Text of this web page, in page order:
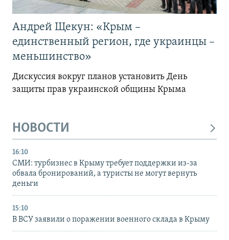
Андрей Щекун: «Крым –
единственный регион, где украинцы –
меньшинство»
Дискуссия вокруг планов установить День
защиты прав украинской общины Крыма
НОВОСТИ
16:10
СМИ: турбизнес в Крыму требует поддержки из-за
обвала бронирований, а туристы не могут вернуть
деньги
15:10
В ВСУ заявили о поражении военного склада в Крыму